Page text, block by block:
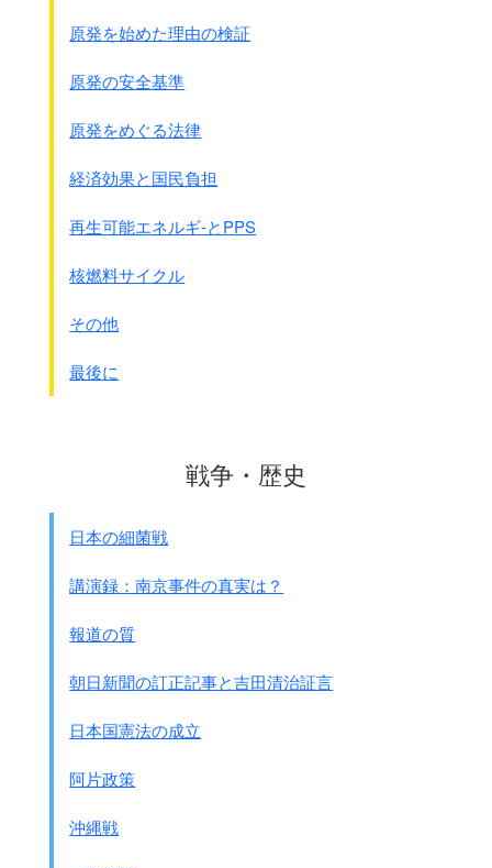
配分については興亜院から連絡部を通じて
それにもとづいて行なわれたものと思われます。
●大野貞美 証言
18歳から45歳までの男子を全部集める。
村人にそれを全部持たせて
そこに軍のトラックが来て、
人間は人間でまとめて連れて行くのです。
物資の掠奪と人間の徴発が目的なんです。
人間は青島に大きな体育館があるわけですが、
その数は何千だか何万だか分からんです。
●小島隆男 証言
強制連行は、1942年頃やりました。
日本の労働力が不足してきました。
強制連行、強制労働につかせて、
｢いかにしたら、中国人を効率よく逮捕できるか｣
我々は1ｹ月にわたって訓練しました。
コンパスで半径16キロメ－トルの円を描く、
そこへ何万もの軍人を円周上に並ばせて
原発を始めた理由の検証
原発の安全基準
原発をめぐる法律
経済効果と国民負担
再生可能エネルギ-とPPS
核燃料サイクル
その他
最後に
戦争・歴史
日本の細菌戦
講演録：南京事件の真実は？
報道の質
朝日新聞の訂正記事と吉田清治証言
日本国憲法の成立
阿片政策
沖縄戦